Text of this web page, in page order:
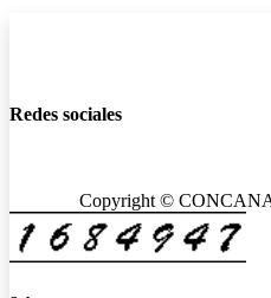
Redes sociales
Copyright ©